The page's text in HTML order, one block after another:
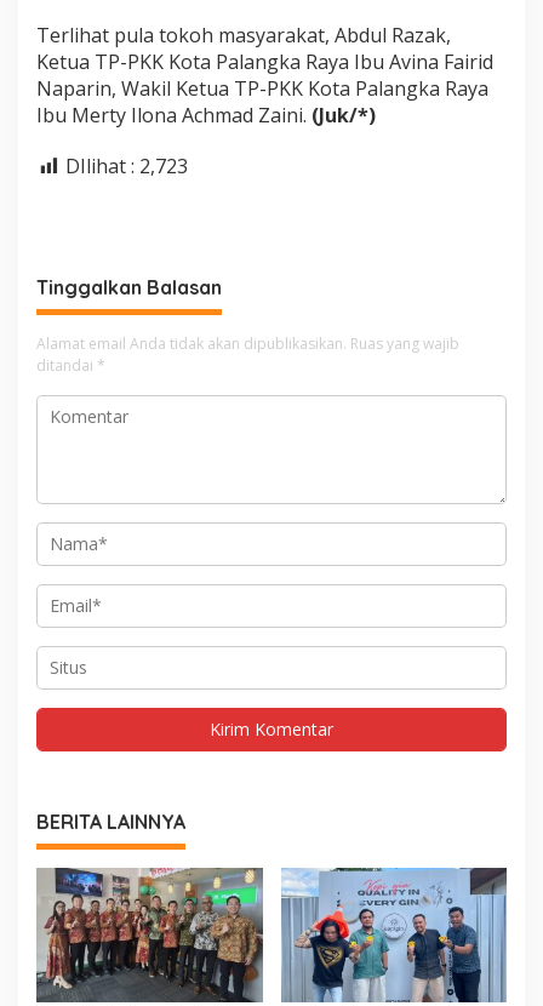
Terlihat pula tokoh masyarakat, Abdul Razak,
Ketua TP-PKK Kota Palangka Raya Ibu Avina Fairid
Naparin, Wakil Ketua TP-PKK Kota Palangka Raya
Ibu Merty Ilona Achmad Zaini. (Juk/*)
DIlihat : 2,723
Tinggalkan Balasan
Alamat email Anda tidak akan dipublikasikan. Ruas yang wajib
ditandai *
BERITA LAINNYA